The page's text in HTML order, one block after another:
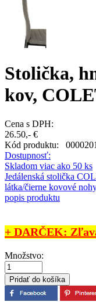
Stolička,
kov,
Cena s DPH:
26.50,- €
Kód produktu:
Dostupnosť:
Skladom viac ako 50 ks
Jedálenská stolička
látka/čierne kovové
popis produktu
+ DARČEK:
Množstvo: